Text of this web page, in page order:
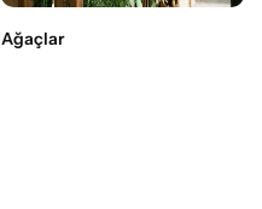
Ağaçlar